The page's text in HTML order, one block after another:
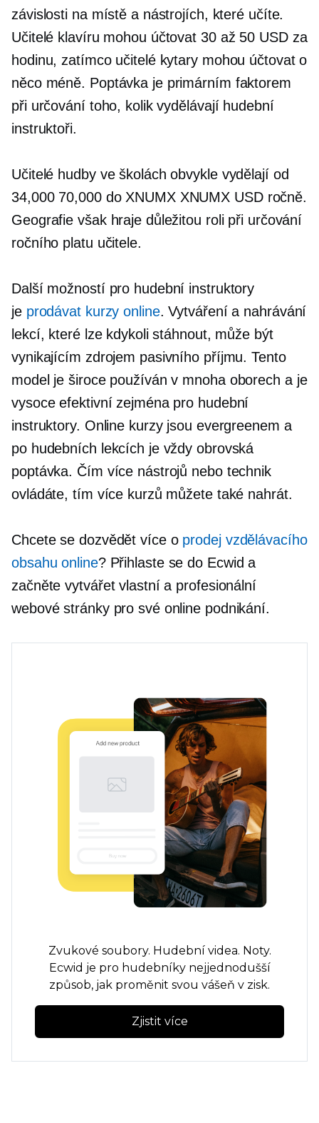
závislosti na místě a nástrojích, které učíte.
Učitelé klavíru mohou účtovat 30 až 50 USD za
hodinu, zatímco učitelé kytary mohou účtovat o
něco méně. Poptávka je primárním faktorem
při určování toho, kolik vydělávají hudební
instruktoři.
Učitelé hudby ve školách obvykle vydělají od
34,000 70,000 do XNUMX XNUMX USD ročně.
Geografie však hraje důležitou roli při určování
ročního platu učitele.
Další možností pro hudební instruktory
je prodávat kurzy online. Vytváření a nahrávání
lekcí, které lze kdykoli stáhnout, může být
vynikajícím zdrojem pasivního příjmu. Tento
model je široce používán v mnoha oborech a je
vysoce efektivní zejména pro hudební
instruktory. Online kurzy jsou evergreenem a
po hudebních lekcích je vždy obrovská
poptávka. Čím více nástrojů nebo technik
ovládáte, tím více kurzů můžete také nahrát.
Chcete se dozvědět více o prodej vzdělávacího
obsahu online? Přihlaste se do Ecwid a
začněte vytvářet vlastní a profesionální
webové stránky pro své online podnikání.
Zvukové soubory. Hudební videa. Noty.
Ecwid je pro hudebníky nejjednodušší
způsob, jak proměnit svou vášeň v zisk.
Zjistit více